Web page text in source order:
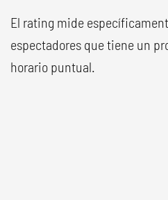
El rating mide
espectadores que tiene un
horario puntual.